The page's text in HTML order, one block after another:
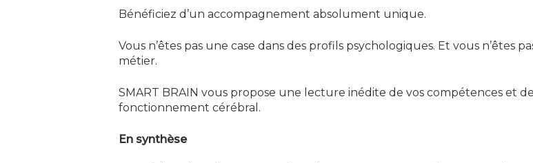
Bénéficiez d’un accompagnement absolument unique.
Vous n’êtes pas une case dans des profils psychologiques. Et vous n’êtes
métier.
SMART BRAIN vous propose une lecture inédite de vos compétences et
fonctionnement cérébral.
En synthèse